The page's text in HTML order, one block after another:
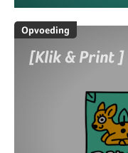
Opvoeding
[Klik & Print ]